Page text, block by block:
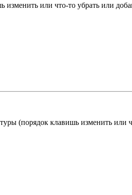
изменить или что-то убрать или
(порядок клавишь изменить или